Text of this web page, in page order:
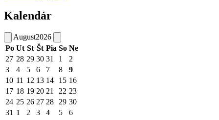
Kalendár
August2026
Po Ut St Št Pia So Ne
27 28 29 30 31 1
2
3
4 5 6 7 8
9
10 11 12 13 14 15 16
17 18 19 20 21 22 23
24 25 26 27 28 29 30
31 1 2 3 4 5 6